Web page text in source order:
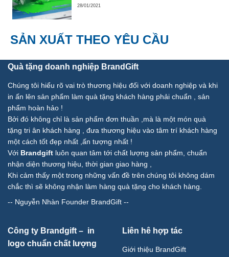
28/01/2021
SẢN XUẤT THEO YÊU CẦU
Quà tặng doanh nghiệp BrandGift
Chúng tôi hiểu rõ vai trò thương hiệu đối với doanh nghiệp và khi
in ấn lên sản phẩm làm quà tặng khách hàng phải chuẩn , sản
phẩm hoàn hảo !
Bởi đó không chỉ là sản phẩm đơn thuần ,mà là một món quà
tặng tri ân khách hàng , đưa thương hiệu vào tâm trí khách hàng
một cách tốt đẹp nhất ,ấn tượng nhất !
Với Brandgift luôn quan tâm tới chất lượng sản phẩm, chuẩn
nhận diện thương hiệu, thời gian giao hàng ,
Khi cảm thấy một trong những vấn đề trên chúng tôi không dám
chắc thì sẽ không nhận làm hàng quà tặng cho khách hàng.
-- Nguyễn Nhàn Founder BrandGift --
Công ty Brandgift – in
logo chuẩn chất lượng
Liên hê hợp tác
Giới thiệu BrandGift